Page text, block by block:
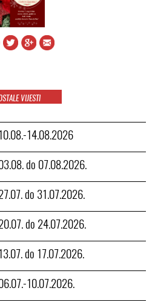
VIJESTI
14.08.2026
do 07.08.2026.
do 31.07.2026.
do 24.07.2026.
do 17.07.2026.
10.07.2026.